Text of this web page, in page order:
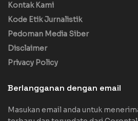
Kontak Kami
Kode Etik Jurnalistik
Pedoman Media Siber
Disclaimer
Privacy Policy
Berlangganan dengan email
Masukan email anda untuk